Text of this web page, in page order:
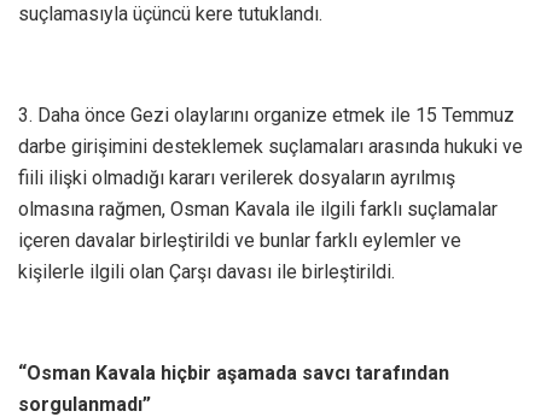
suçlamasıyla üçüncü kere tutuklandı.
3. Daha önce Gezi olaylarını organize etmek ile 15 Temmuz
darbe girişimini desteklemek suçlamaları arasında hukuki ve
fiili ilişki olmadığı kararı verilerek dosyaların ayrılmış
olmasına rağmen, Osman Kavala ile ilgili farklı suçlamalar
içeren davalar birleştirildi ve bunlar farklı eylemler ve
kişilerle ilgili olan Çarşı davası ile birleştirildi.
“Osman Kavala hiçbir aşamada savcı tarafından
sorgulanmadı”